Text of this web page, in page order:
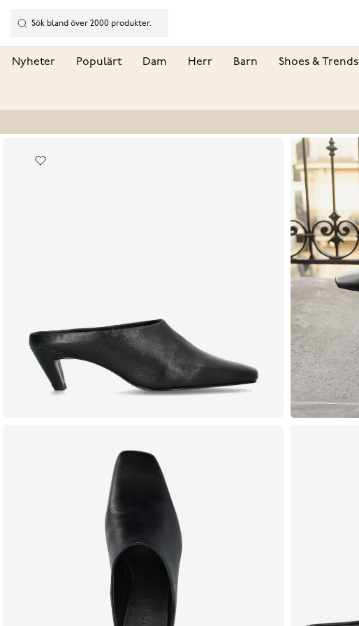
Nyheter Populärt Dam Herr Barn Shoes & Trends